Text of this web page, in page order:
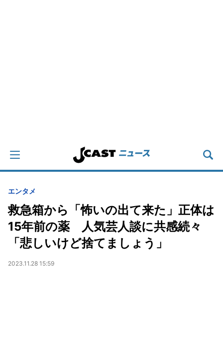
エンタメ
救急箱から「怖いの出て来た」正体は
15年前の薬 人気芸人談に共感続々
「悲しいけど捨てましょう」
2023.11.28 15:59